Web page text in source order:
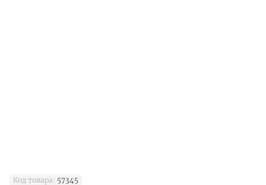
Код товара: 57345